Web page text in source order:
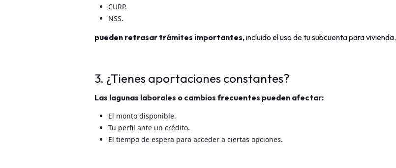
CURP.
NSS.
pueden retrasar trámites importantes,incluido el uso de tu subcuenta para vivienda.
3. ¿Tienes aportaciones constantes?
Las lagunas laborales o cambios frecuentes pueden afectar:
El monto disponible.
Tu perfil ante un crédito.
El tiempo de espera para acceder a ciertas opciones.